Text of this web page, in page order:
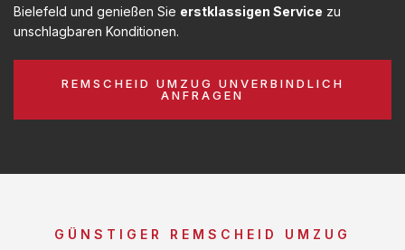
Bielefeld und genießen Sie erstklassigen Service zu
unschlagbaren Konditionen.
REMSCHEID UMZUG UNVERBINDLICH
ANFRAGEN
GÜNSTIGER REMSCHEID UMZUG